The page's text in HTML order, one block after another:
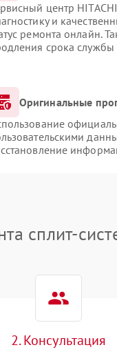
центр
и
ремонта онлайн.
срока службы
Оригинальные
сплит-
2. Консультация